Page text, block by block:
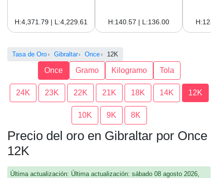
H:4,371.79 | L:4,229.61 H:140.57 | L:136.00
Tasa de Oro Gibraltar Once 12K
Once Gramo Kilogramo Tola
24K 23K 22K 21K 18K 14K 12K
10K 9K 8K
Precio del oro en Gibraltar por Once
12K
Última actualización: Última actualización: sábado 08 agosto 2026,